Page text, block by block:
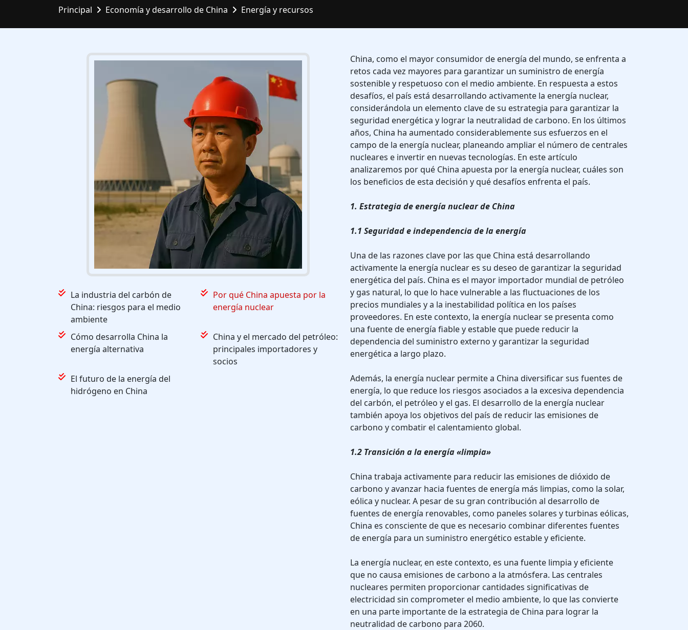
Principal Economía y desarrollo de China Energía y recursos
La industria del carbón de
China: riesgos para el medio
ambiente
Por qué China apuesta por la
energía nuclear
Cómo desarrolla China la
energía alternativa
China y el mercado del petróleo:
principales importadores y
socios
El futuro de la energía del
hidrógeno en China
China, como el mayor consumidor de energía del mundo, se enfrenta a
retos cada vez mayores para garantizar un suministro de energía
sostenible y respetuoso con el medio ambiente. En respuesta a estos
desafíos, el país está desarrollando activamente la energía nuclear,
considerándola un elemento clave de su estrategia para garantizar la
seguridad energética y lograr la neutralidad de carbono. En los últimos
años, China ha aumentado considerablemente sus esfuerzos en el
campo de la energía nuclear, planeando ampliar el número de centrales
nucleares e invertir en nuevas tecnologías. En este artículo
analizaremos por qué China apuesta por la energía nuclear, cuáles son
los beneficios de esta decisión y qué desafíos enfrenta el país.
1. Estrategia de energía nuclear de China
1.1 Seguridad e independencia de la energía
Una de las razones clave por las que China está desarrollando
activamente la energía nuclear es su deseo de garantizar la seguridad
energética del país. China es el mayor importador mundial de petróleo
y gas natural, lo que lo hace vulnerable a las fluctuaciones de los
precios mundiales y a la inestabilidad política en los países
proveedores. En este contexto, la energía nuclear se presenta como
una fuente de energía fiable y estable que puede reducir la
dependencia del suministro externo y garantizar la seguridad
energética a largo plazo.
Además, la energía nuclear permite a China diversificar sus fuentes de
energía, lo que reduce los riesgos asociados a la excesiva dependencia
del carbón, el petróleo y el gas. El desarrollo de la energía nuclear
también apoya los objetivos del país de reducir las emisiones de
carbono y combatir el calentamiento global.
1.2 Transición a la energía «limpia»
China trabaja activamente para reducir las emisiones de dióxido de
carbono y avanzar hacia fuentes de energía más limpias, como la solar,
eólica y nuclear. A pesar de su gran contribución al desarrollo de
fuentes de energía renovables, como paneles solares y turbinas eólicas,
China es consciente de que es necesario combinar diferentes fuentes
de energía para un suministro energético estable y eficiente.
La energía nuclear, en este contexto, es una fuente limpia y eficiente
que no causa emisiones de carbono a la atmósfera. Las centrales
nucleares permiten proporcionar cantidades significativas de
electricidad sin comprometer el medio ambiente, lo que las convierte
en una parte importante de la estrategia de China para lograr la
neutralidad de carbono para 2060.